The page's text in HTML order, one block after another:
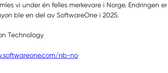
vi under én felles merkevare i Norge. Endringen
ble en del av SoftwareOne i 2025.
Technology
nb-no